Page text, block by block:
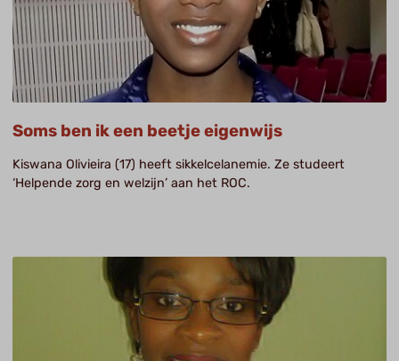
Soms ben ik een beetje eigenwijs
Kiswana Olivieira (17) heeft sikkelcelanemie. Ze studeert
‘Helpende zorg en welzijn’ aan het ROC.